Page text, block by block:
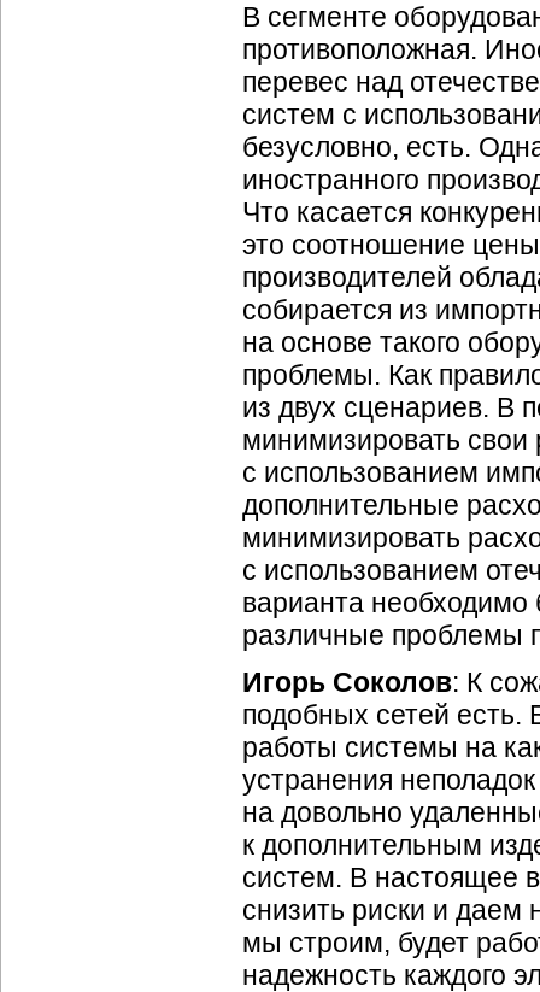
В сегменте
противоположная.
перевес над
систем с
безусловно, есть.
иностранного
Что касается
это соотношение
производителей
собирается из
на основе такого
проблемы. Как
из двух сценариев. В
минимизировать свои
с использованием
дополнительные
минимизировать
с использованием
варианта необходимо
различные проблемы
Игорь Соколов: К
подобных сетей есть.
работы системы на
устранения
на довольно
к дополнительным
систем. В настоящее
снизить риски и даем
мы строим, будет
надежность каждого